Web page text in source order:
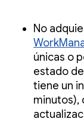
No
únicas o
estado
tiene un
minutos),